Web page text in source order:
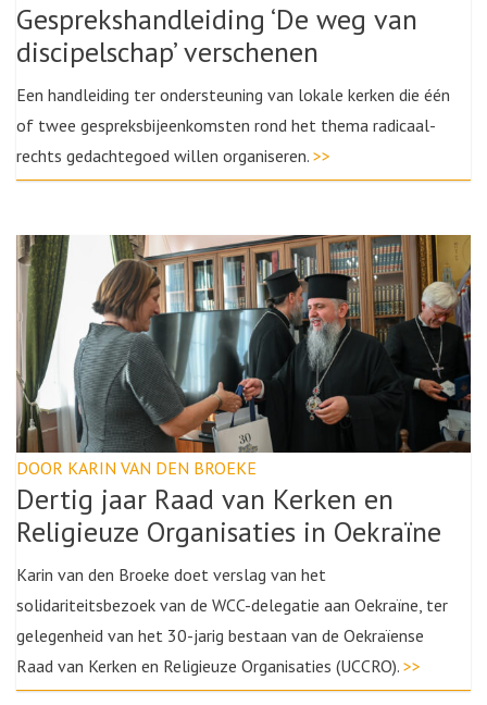
Gesprekshandleiding ‘De weg van
discipelschap’ verschenen
Een handleiding ter ondersteuning van lokale kerken die één
of twee gespreksbijeenkomsten rond het thema radicaal-
rechts gedachtegoed willen organiseren. >>
DOOR KARIN VAN DEN BROEKE
Dertig jaar Raad van Kerken en
Religieuze Organisaties in Oekraïne
Karin van den Broeke doet verslag van het
solidariteitsbezoek van de WCC-delegatie aan Oekraïne, ter
gelegenheid van het 30-jarig bestaan van de Oekraïense
Raad van Kerken en Religieuze Organisaties (UCCRO). >>